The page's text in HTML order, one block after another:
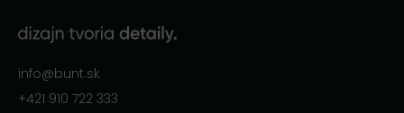
info@bunt.sk
+421 910 722 333